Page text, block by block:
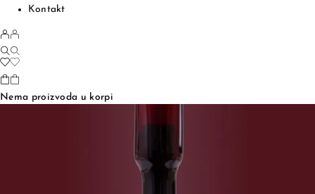
Kontakt
Nema proizvoda u korpi